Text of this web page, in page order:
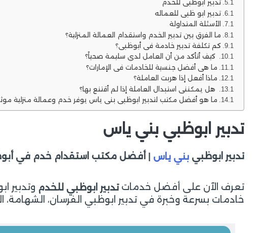
تدبير ابوظبي للخدم
تدبير ابو ظبي للعماله
الأسئلة المتداولة
ما الفرق بين تدبير الخدم واستقدام العمالة المنزلية؟
كم تكلفة تدبير خادمة في أبوظبي؟
كيف أتأكد من أن العامل لدي سليمة صحياً؟
ما هي أفضل جنسية للخادمات في الإمارات؟
ماذا أفعل إذا هربت العاملة؟
هل يمكنني استبدال العاملة إذا لم أقتنع بها؟
ما هو أفضل مكتب لتدبير ابوظبي بني ياس يوفر خدم وعمالة منزلية
تدبير ابوظبي بني ياس
تدبير ابوظبيبني ياس | أفضل مكتب استقدام خدم في
تعرف الآن على أفضل خدماتتدبير ابوظبي للخدم وتدبير
خادمات بسرعة وخبرة في تدبير ابوظبي الفرسان، الشهامة،